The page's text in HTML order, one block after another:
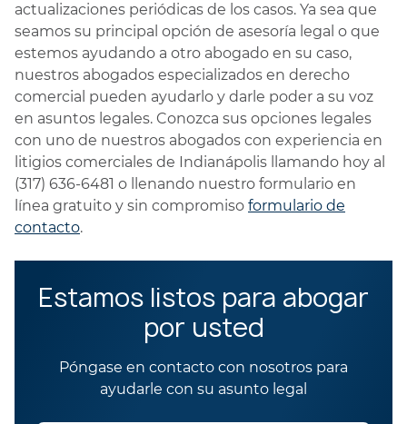
actualizaciones periódicas de los casos. Ya sea que
seamos su principal opción de asesoría legal o que
estemos ayudando a otro abogado en su caso,
nuestros abogados especializados en derecho
comercial pueden ayudarlo y darle poder a su voz
en asuntos legales. Conozca sus opciones legales
con uno de nuestros abogados con experiencia en
litigios comerciales de Indianápolis llamando hoy al
(317) 636-6481 o llenando nuestro formulario en
línea gratuito y sin compromiso formulario de
contacto.
Estamos listos para abogar
por usted
Póngase en contacto con nosotros para
ayudarle con su asunto legal